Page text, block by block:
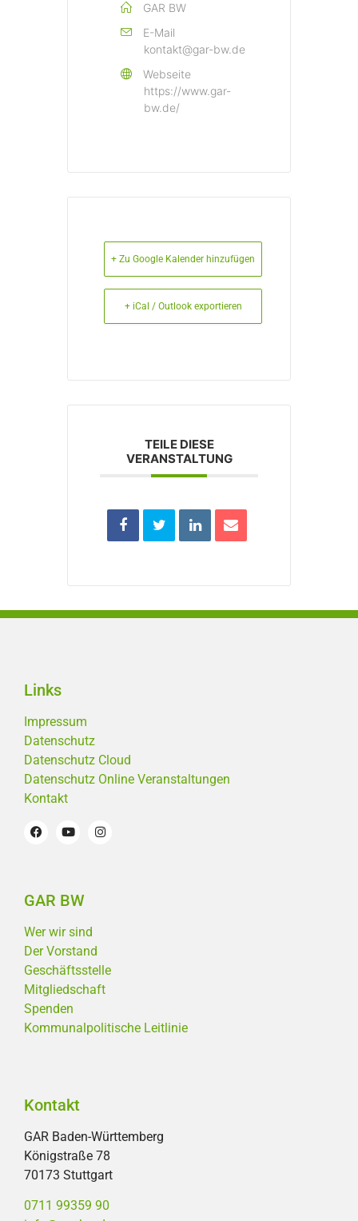
GAR BW
E-Mail
kontakt@gar-bw.de
Webseite
https://www.gar-
bw.de/
+ Zu Google Kalender hinzufügen
+ iCal / Outlook exportieren
TEILE DIESE
VERANSTALTUNG
Links
Impressum
Datenschutz
Datenschutz Cloud
Datenschutz Online Veranstaltungen
Kontakt
GAR BW
Wer wir sind
Der Vorstand
Geschäftsstelle
Mitgliedschaft
Spenden
Kommunalpolitische Leitlinie
Kontakt
GAR Baden-Württemberg
Königstraße 78
70173 Stuttgart
0711 99359 90